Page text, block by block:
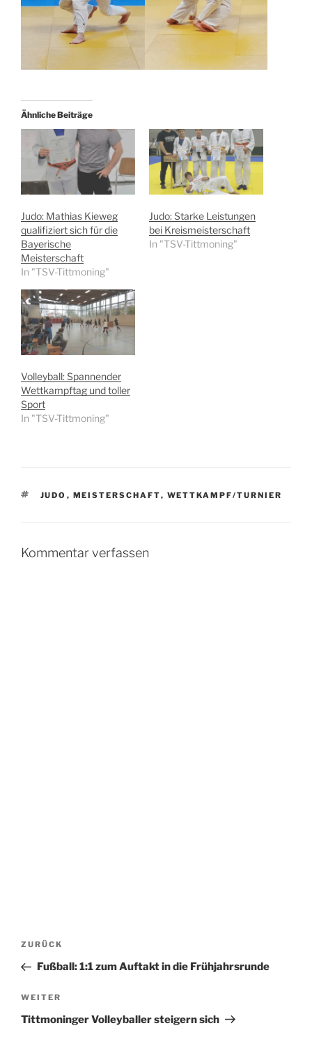
Ähnliche Beiträge
Judo: Mathias Kieweg
qualifiziert sich für die
Bayerische
Meisterschaft
In "TSV-Tittmoning"
Judo: Starke Leistungen
bei Kreismeisterschaft
In "TSV-Tittmoning"
Volleyball: Spannender
Wettkampftag und toller
Sport
In "TSV-Tittmoning"
SCHLAGWÖRTER
JUDO , MEISTERSCHAFT, WETTKAMPF/TURNIER
Kommentar verfassen
Beitragsnavigation
Vorheriger
Beitrag
ZURÜCK
Fußball: 1:1 zum Auftakt in die Frühjahrsrunde
Nächster
Beitrag
WEITER
Tittmoninger Volleyballer steigern sich